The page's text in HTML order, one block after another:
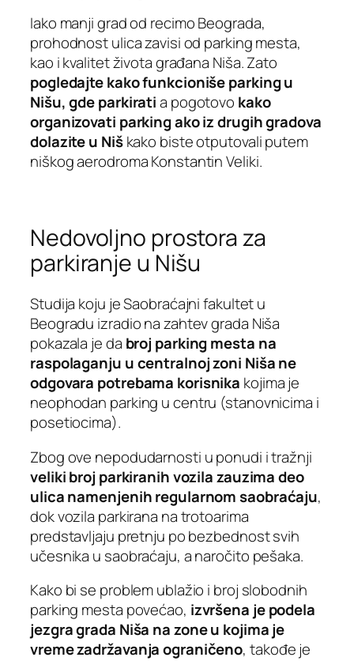
Iako manji grad od recimo Beograda,
prohodnost ulica zavisi od parking mesta,
kao i kvalitet života građana Niša. Zato
pogledajte kako funkcioniše parking u
Nišu, gde parkiratia pogotovo kako
organizovati parking ako iz drugih gradova
dolazite u Niškako biste otputovali putem
niškog aerodroma Konstantin Veliki.
Nedovoljno prostora za
parkiranje u Nišu
Studija koju je Saobraćajni fakultet u
Beogradu izradio na zahtev grada Niša
pokazala je da broj parking mesta na
raspolaganju u centralnoj zoni Niša ne
odgovara potrebama korisnika kojima je
neophodan parking u centru (stanovnicima i
posetiocima).
Zbog ove nepodudarnosti u ponudi i tražnji
veliki broj parkiranih vozila zauzima deo
ulica namenjenih regularnom saobraćaju,
dok vozila parkirana na trotoarima
predstavljaju pretnju po bezbednost svih
učesnika u saobraćaju, a naročito pešaka.
Kako bi se problem ublažio i broj slobodnih
parking mesta povećao, izvršena je podela
jezgra grada Niša na zone u kojima je
vreme zadržavanja ograničeno, takođe je